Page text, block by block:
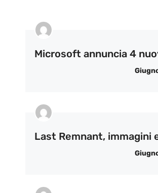
Microsoft annuncia 4
Last Remnant, immagini